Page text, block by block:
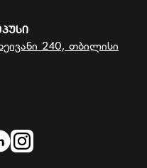
240, თბილისი